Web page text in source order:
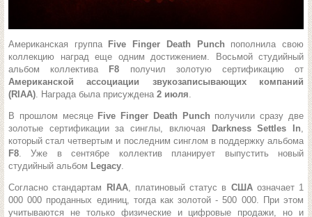
Американская группа Five Finger Death Punch пополнила свою
коллекцию наград еще одним достижением. Восьмой студийный
альбом коллектива
F8 получил золотую сертификацию от
Американской ассоциации звукозаписывающих компаний
(RIAA). Награда была присуждена 2 июля.
В прошлом месяце Five Finger Death Punch получили сразу две
золотые сертификации за синглы, включая
Darkness Settles In,
который стал четвертым и последним синглом в поддержку альбома
F8. Уже в сентябре коллектив планирует выпустить новый
студийный альбом Legacy.
Согласно стандартам RIAA, платиновый статус в США означает 1
000 000 проданных единиц, тогда как золотой - 500 000. При этом
учитываются не только физические и цифровые продажи, но и